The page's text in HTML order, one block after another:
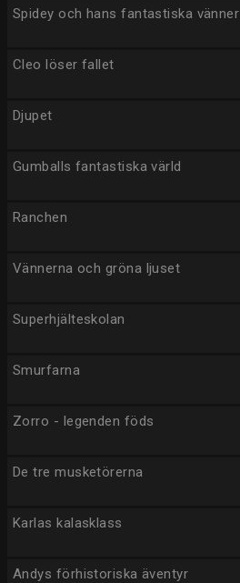
Spidey och hans fantastiska vänner
Cleo löser fallet
Djupet
Gumballs fantastiska värld
Ranchen
Vännerna och gröna ljuset
Superhjälteskolan
Smurfarna
Zorro - legenden föds
De tre musketörerna
Karlas kalasklass
Andys förhistoriska äventyr